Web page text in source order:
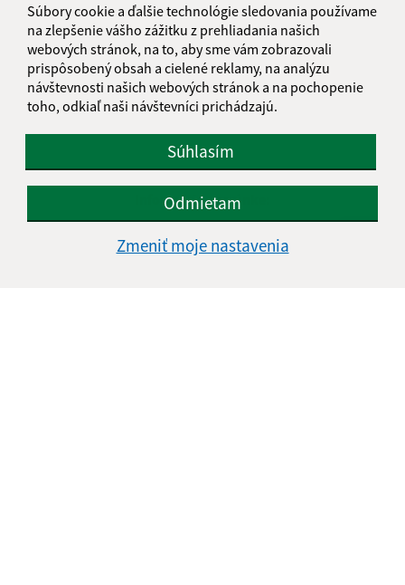
Súbory cookie a ďalšie technológie sledovania používame
na zlepšenie vášho zážitku z prehliadania našich
webových stránok, na to, aby sme vám zobrazovali
prispôsobený obsah a cielené reklamy, na analýzu
návštevnosti našich webových stránok a na pochopenie
toho, odkiaľ naši návštevníci prichádzajú.
Súhlasím
Odmietam
Zmeniť moje nastavenia
Informácie o stránke:
Autorské práva